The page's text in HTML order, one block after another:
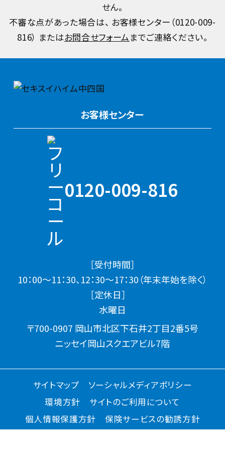
せん。
不審な点があった場合は、 お客様センター（0120-009-
816） またはお問合せフォームまでご連絡ください。
お客様センター
0120-009-816
［受付時間］
10：00～11：30、12：30～17：30（年末年始を除く）
［定休日］
水曜日
〒700-0907 岡山市北区下石井2丁目2番5号
ニッセイ岡山スクエアビル7階
サイトマップ
ソーシャルメディアポリシー
環境方針
サイトのご利用について
個人情報保護方針
保険サービスの勧誘方針